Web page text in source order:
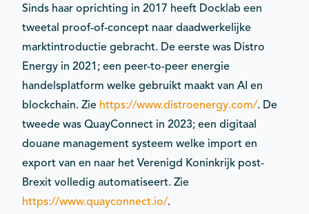
Sinds haar oprichting in 2017 heeft Docklab een
tweetal proof-of-concept naar daadwerkelijke
marktintroductie gebracht. De eerste was Distro
Energy in 2021; een peer-to-peer energie
handelsplatform welke gebruikt maakt van AI en
blockchain. Zie https://www.distroenergy.com/. De
tweede was QuayConnect in 2023; een digitaal
douane management systeem welke import en
export van en naar het Verenigd Koninkrijk post-
Brexit volledig automatiseert. Zie
https://www.quayconnect.io/.